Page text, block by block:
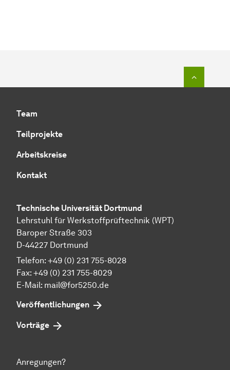
Team
Teilprojekte
Arbeitskreise
Kontakt
Technische Universität Dortmund
Lehrstuhl für Werkstoffprüftechnik (WPT)
Baroper Straße 303
D-44227 Dortmund
Telefon: +49 (0) 231 755-8028
Fax: +49 (0) 231 755-8029
E-Mail: mail@for5250.de
Veröffentlichungen
Vorträge
Anregungen?